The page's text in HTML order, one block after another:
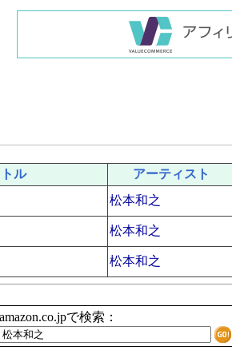
ル
アーティスト
松本和之
松本和之
松本和之
amazon.co.jpで検索：